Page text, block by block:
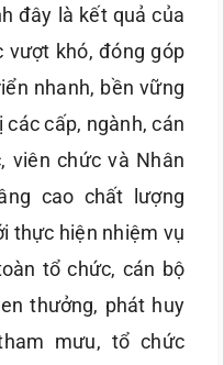
đây là kết quả của
vượt khó, đóng góp
nhanh, bền vững
cấp, ngành, cán
viên chức và Nhân
cao chất lượng
thực hiện nhiệm vụ
tổ chức, cán bộ
thưởng, phát huy
mưu, tổ chức